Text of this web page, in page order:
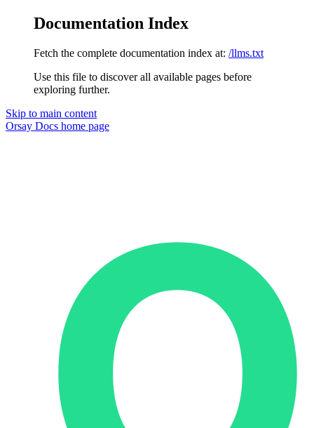
Documentation Index
Fetch the complete documentation index at: /llms.txt
Use this file to discover all available pages before
exploring further.
Skip to main content
Orsay Docs home page